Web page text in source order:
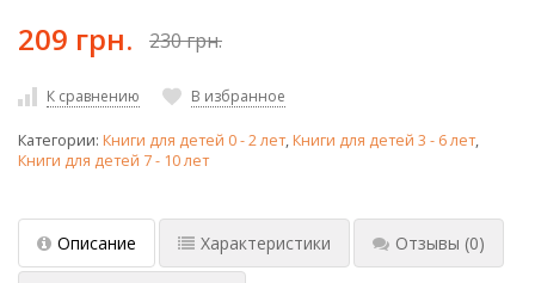
209 грн. 230 грн.
К сравнению В избранное
Категории: Книги для детей 0 - 2 лет,Книги для детей 3 - 6 лет,
Книги для детей 7 - 10 лет
Описание Характеристики Отзывы (0)